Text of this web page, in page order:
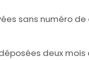
sans numéro
deux